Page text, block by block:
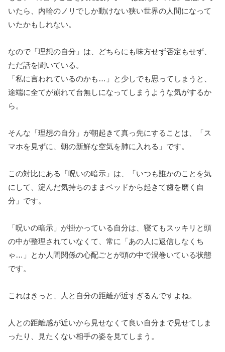
いたら、内輪のノリでしか動けない狭い世界の人間になって
いたかもしれない。
なので「理想の自分」は、どちらにも味方せず否定もせず、
ただ話を聞いている。
「私に言われているのかも…」と少しでも思ってしまうと、
途端に全てが崩れて台無しになってしまうような気がするか
ら。
そんな「理想の自分」が朝起きて真っ先にすることは、「ス
マホを見ずに、朝の新鮮な空気を肺に入れる」です。
この対比にある「呪いの暗示」は、「いつも誰かのことを気
にして、淀んだ気持ちのままベッドから起きて歯を磨く自
分」です。
「呪いの暗示」が掛かっている自分は、寝てもスッキリと頭
の中が整理されていなくて、常に「あの人に返信しなくち
ゃ…」とか人間関係の心配ごとが頭の中で渦巻いている状態
です。
これはきっと、人と自分の距離が近すぎるんですよね。
人との距離感が近いから見せなくて良い自分まで見せてしま
ったり、見たくない相手の姿を見てしまう。